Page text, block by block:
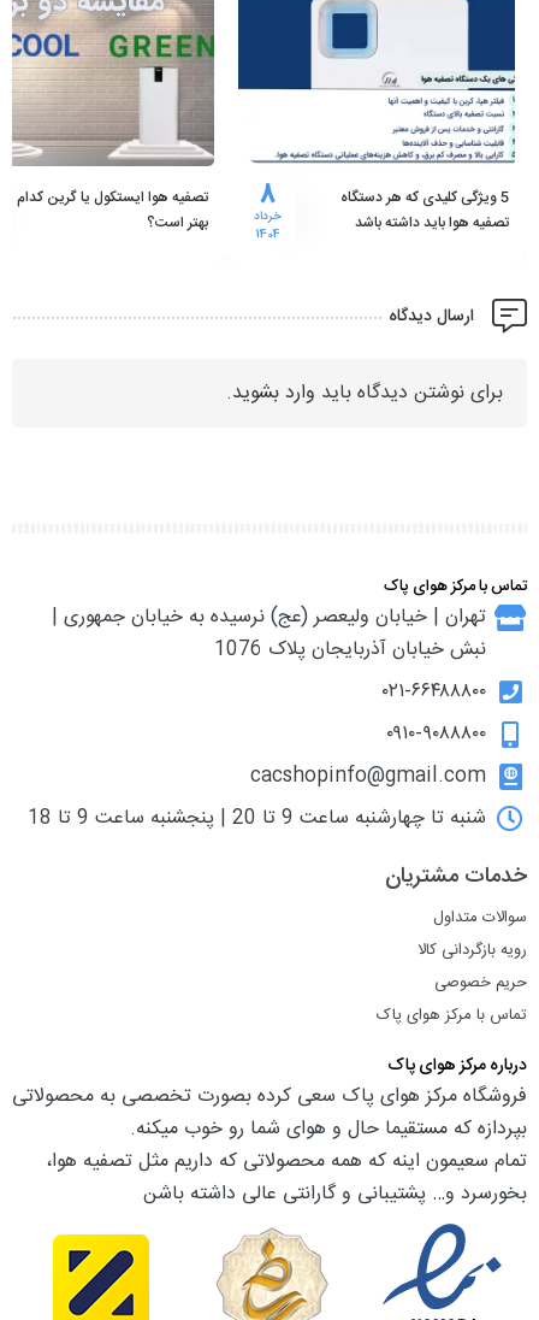
8
خرداد
1404
5 ویژگی کلیدی که هر دستگاه
تصفیه هوا باید داشته باشد
تصفیه هوا ایستکول یا گرین کدام
بهتر است؟
ارسال دیدگاه
برای نوشتن دیدگاه باید وارد بشوید.
تماس با مرکز هوای پاک
تهران | خیابان ولیعصر (عج) نرسیده به خیابان جمهوری |
نبش خیابان آذربایجان پلاک 1076
۰۲۱-۶۶۴۸۸۸۰۰
۰۹۱۰-۹۰۸۸۸۰۰
cacshopinfo@gmail.com
شنبه تا چهارشنبه ساعت 9 تا 20 | پنجشنبه ساعت 9 تا 18
خدمات مشتریان
سوالات متداول
رویه بازگردانی کالا
حریم خصوصی
تماس با مرکز هوای پاک
درباره مرکز هوای پاک
فروشگاه مرکز هوای پاک سعی کرده بصورت تخصصی به محصولاتی
بپردازه که مستقیما حال و هوای شما رو خوب میکنه.
تمام سعیمون اینه که همه محصولاتی که داریم مثل تصفیه هوا،
بخورسرد و… پشتیبانی و گارانتی عالی داشته باشن